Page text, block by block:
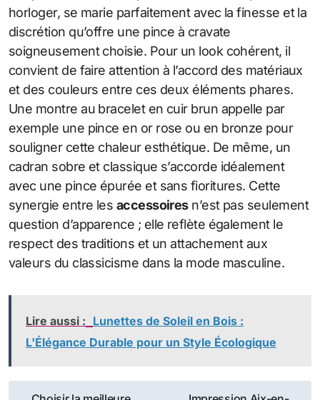
horloger, se marie parfaitement avec la finesse et la
discrétion qu’offre une pince à cravate
soigneusement choisie. Pour un look cohérent, il
convient de faire attention à l’accord des matériaux
et des couleurs entre ces deux éléments phares.
Une montre au bracelet en cuir brun appelle par
exemple une pince en or rose ou en bronze pour
souligner cette chaleur esthétique. De même, un
cadran sobre et classique s’accorde idéalement
avec une pince épurée et sans fioritures. Cette
synergie entre les accessoiresn’est pas seulement
question d’apparence ; elle reflète également le
respect des traditions et un attachement aux
valeurs du classicisme dans la mode masculine.
Lire aussi : Lunettes de Soleil en Bois :
L'Élégance Durable pour un Style Écologique